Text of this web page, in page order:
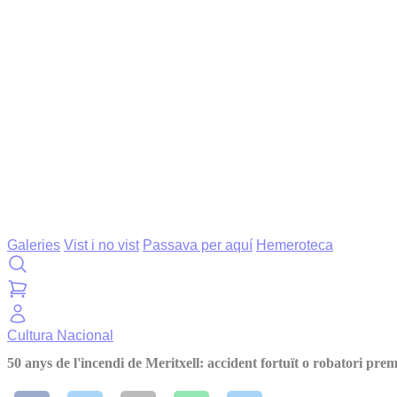
Galeries Vist i no vist Passava per aquí Hemeroteca
Cultura Nacional
50 anys de l'incendi de Meritxell: accident fortuït o robatori